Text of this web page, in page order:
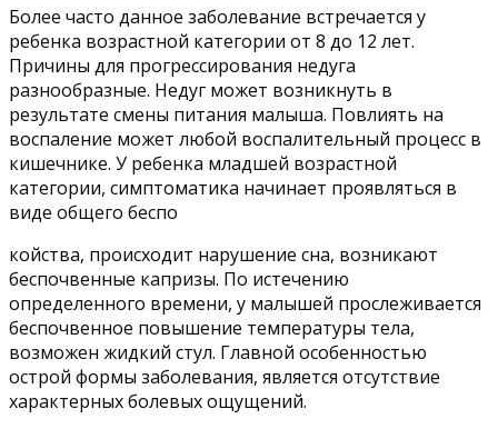
Более часто данное заболевание встречается у
ребенка возрастной категории от 8 до 12 лет.
Причины для прогрессирования недуга
разнообразные. Недуг может возникнуть в
результате смены питания малыша. Повлиять на
воспаление может любой воспалительный процесс в
кишечнике. У ребенка младшей возрастной
категории, симптоматика начинает проявляться в
виде общего беспо
койства, происходит нарушение сна, возникают
беспочвенные капризы. По истечению
определенного времени, у малышей прослеживается
беспочвенное повышение температуры тела,
возможен жидкий стул. Главной особенностью
острой формы заболевания, является отсутствие
характерных болевых ощущений.